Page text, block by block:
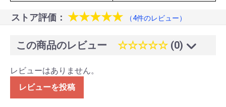
ストア評価： ★★★★★ （4件のレビュー）
この商品のレビュー ☆☆☆☆☆ (0)
レビューはありません。
レビューを投稿